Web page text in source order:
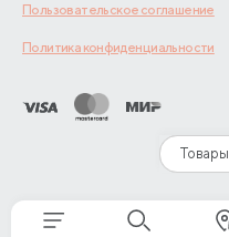
Товары
Пользовательское соглашение
Политика конфиденциальности